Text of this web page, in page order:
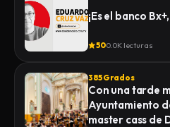
¡Es el banco
500.0K lecturas
385 Grados
Con una tarde
Ayuntamiento
master cass de